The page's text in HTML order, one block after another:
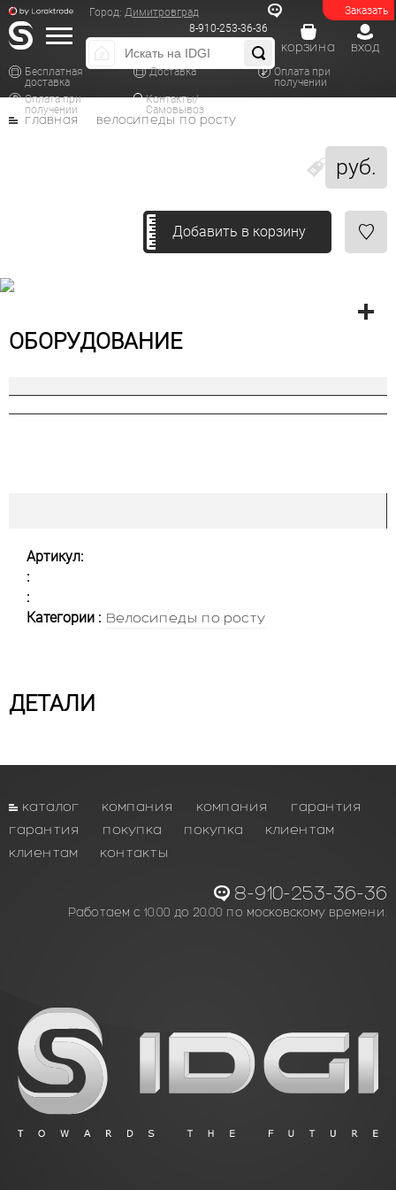
Заказать
Город: Димитровград
8-910-253-36-36
Бесплатная
доставка
Доставка
Оплата при
получении
Оплата при
получении
Контакты/
Самовывоз
вход
корзина
руб.
главная велосипеды по росту
Добавить в корзину
ОБОРУДОВАНИЕ
Артикул:
:
:
Категории : Велосипеды по росту
ДЕТАЛИ
каталог компания компания
гарантия
гарантия
покупка покупка
клиентам
клиентам
контакты
8-910-253-36-36
Работаем с 10.00 до 20.00 по московскому времени.